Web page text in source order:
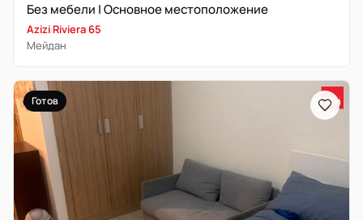
Без мебели | Основное местоположение
Azizi Riviera 65
Мейдан
Готов